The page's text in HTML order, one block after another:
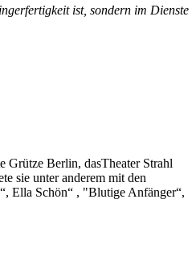
ist, sondern im Dienste
Grütze Berlin, dasTheater Strahl
sie unter anderem mit den
Ella Schön“ , "Blutige Anfänger“,